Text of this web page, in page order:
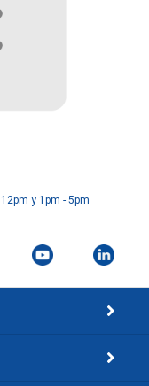
y 1pm - 5pm